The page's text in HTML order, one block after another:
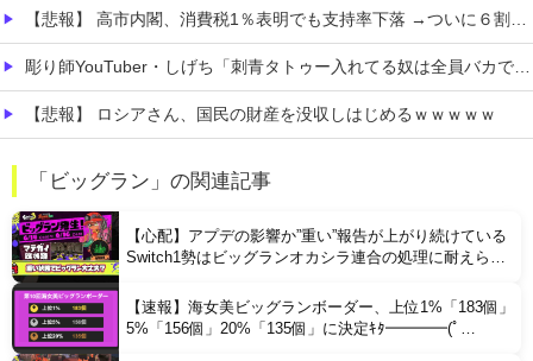
【悲報】 高市内閣、消費税1％表明でも支持率下落 →ついに６割割れ
彫り師YouTuber・しげち「刺青タトゥー入れてる奴は全員バカです」「すごい民度低い」「5000円好きなんすよ、バカって」
【悲報】 ロシアさん、国民の財産を没収しはじめるｗｗｗｗｗ
【動画】 ビッグフットの正体が判明
「ビッグラン」の関連記事
【心配】アプデの影響か”重い”報告が上がり続けている
Switch1勢はビッグランオカシラ連合の処理に耐えられ
【速報】海女美ビッグランボーダー、上位1%「183個」
5%「156個」20%「135個」に決定ｷﾀ━━━━(ﾟ